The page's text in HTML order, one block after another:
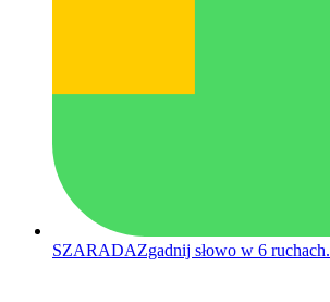
SZARADAZgadnij słowo w 6 ruchach.